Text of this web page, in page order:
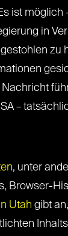
ist möglich
in
–
, unter
Browser-
Utah gibt